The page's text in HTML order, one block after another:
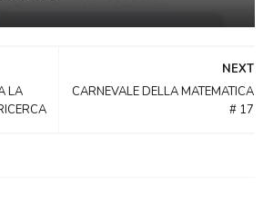
NEXT
CARNEVALE DELLA MATEMATICA
# 17
LA